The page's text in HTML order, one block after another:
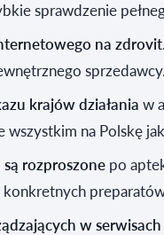
sprawdzenie
na
sprzedawcy.
krajów działania w
wszystkim na Polskę
rozproszone po
w